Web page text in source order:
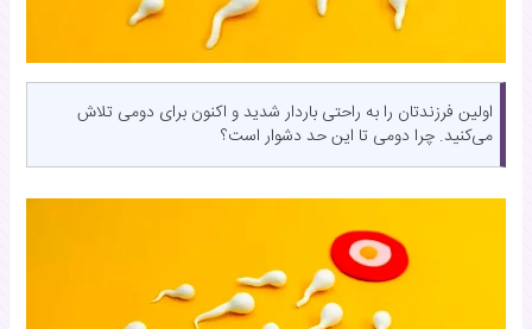
اولین فرزندتان را به راحتی باردار شدید و اکنون برای دومی تلاش
می‌کنید. چرا دومی تا این حد دشوار است؟